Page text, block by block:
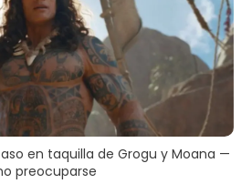
en taquilla de Grogu y Moana —
preocuparse